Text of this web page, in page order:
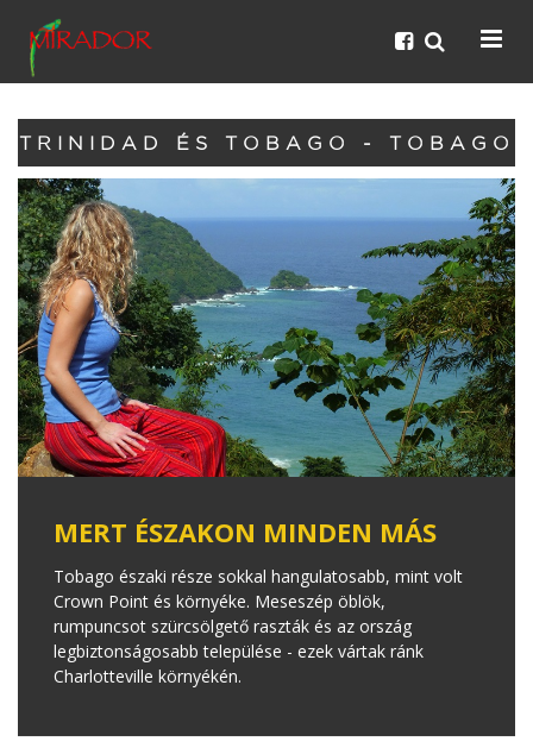
TRINIDAD ÉS TOBAGO - TOBAGO
MERT ÉSZAKON MINDEN MÁS
Tobago északi része sokkal hangulatosabb, mint volt
Crown Point és környéke. Meseszép öblök,
rumpuncsot szürcsölgető raszták és az ország
legbiztonságosabb települése - ezek vártak ránk
Charlotteville környékén.